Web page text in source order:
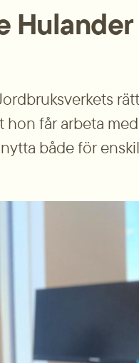
Hulander
hon får arbeta med
både för